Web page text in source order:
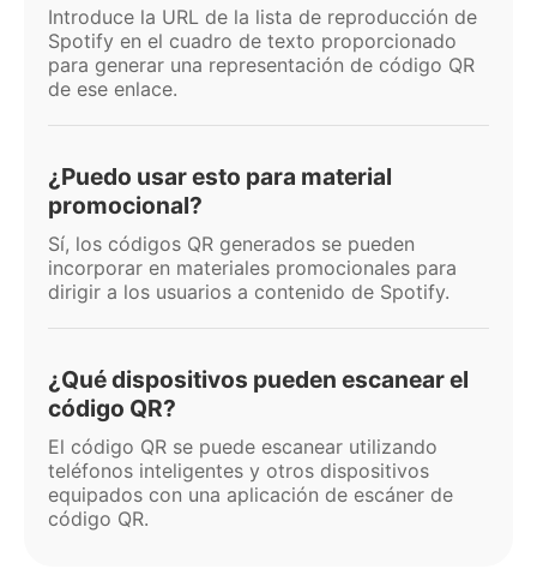
Introduce la URL de la lista de reproducción de
Spotify en el cuadro de texto proporcionado
para generar una representación de código QR
de ese enlace.
¿Puedo usar esto para material
promocional?
Sí, los códigos QR generados se pueden
incorporar en materiales promocionales para
dirigir a los usuarios a contenido de Spotify.
¿Qué dispositivos pueden escanear el
código QR?
El código QR se puede escanear utilizando
teléfonos inteligentes y otros dispositivos
equipados con una aplicación de escáner de
código QR.